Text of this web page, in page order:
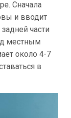
Сначала
и вводит
части
местным
около 4-7
в